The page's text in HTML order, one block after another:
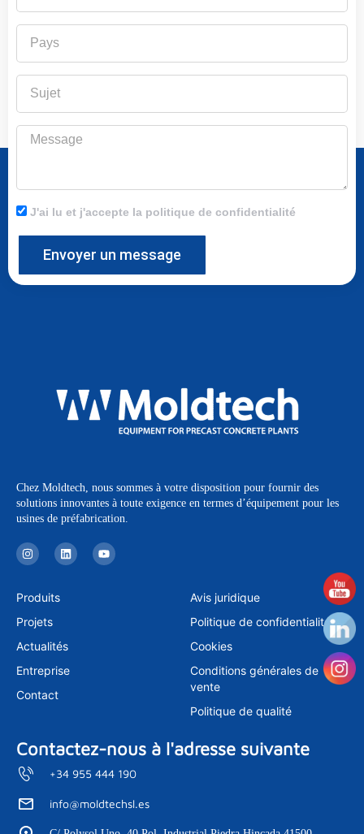
Message
J'ai lu et j'accepte la politique de confidentialité
Envoyer un message
Chez Moldtech, nous sommes à votre disposition pour fournir des
solutions innovantes à toute exigence en termes d’équipement pour les
usines de préfabrication.
I
n
s
a
g
a
L
i
n
Y
o
u
Produits
Projets
Actualités
Entreprise
Contact
Avis juridique
Politique de confidentialité
Cookies
Conditions générales de
vente
Politique de qualité
Contactez-nous à l'adresse suivante
+34 955 444 190
info@moldtechsl.es